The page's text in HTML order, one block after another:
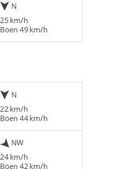
N
25 km/h
Böen 49 km/h
N
22 km/h
Böen 44 km/h
NW
24 km/h
Böen 42 km/h